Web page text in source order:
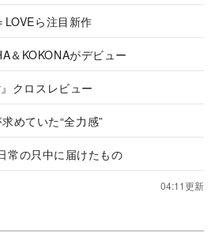
ら注目新作
＆KOKONAがデビュー
クロスレビュー
めていた“全力感”
常の只中に届けたもの
04:11更新